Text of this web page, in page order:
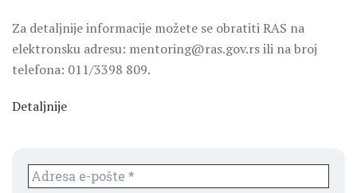
Za detaljnije informacije možete se obratiti RAS na
elektronsku adresu: mentoring@ras.gov.rs ili na broj
telefona: 011/3398 809.
Detaljnije